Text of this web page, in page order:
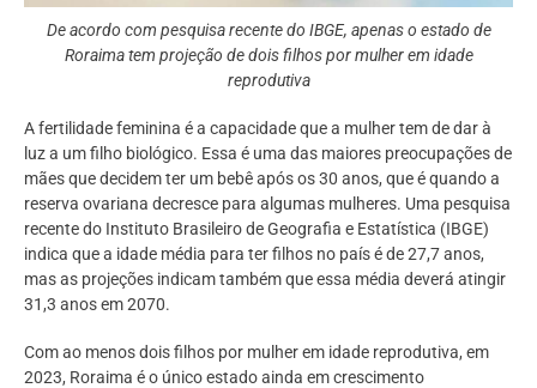
De acordo com pesquisa recente do IBGE, apenas o estado de
Roraima tem projeção de dois filhos por mulher em idade
reprodutiva
A fertilidade feminina é a capacidade que a mulher tem de dar à
luz a um filho biológico. Essa é uma das maiores preocupações de
mães que decidem ter um bebê após os 30 anos, que é quando a
reserva ovariana decresce para algumas mulheres. Uma pesquisa
recente do Instituto Brasileiro de Geografia e Estatística (IBGE)
indica que a idade média para ter filhos no país é de 27,7 anos,
mas as projeções indicam também que essa média deverá atingir
31,3 anos em 2070.
Com ao menos dois filhos por mulher em idade reprodutiva, em
2023, Roraima é o único estado ainda em crescimento